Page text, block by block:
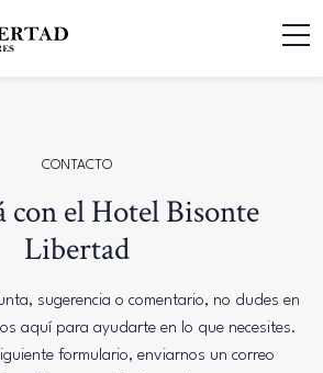
CONTACTO
con el Hotel Bisonte
Libertad
sugerencia o comentario, no dudes en
aquí para ayudarte en lo que necesites.
formulario, enviarnos un correo